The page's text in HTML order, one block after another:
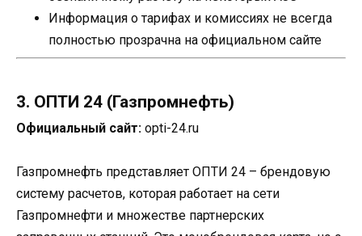
Информация о тарифах и комиссиях не всегда
полностью прозрачна на официальном сайте
3. ОПТИ 24 (Газпромнефть)
Официальный сайт: opti-24.ru
Газпромнефть представляет ОПТИ 24 – брендовую
систему расчетов, которая работает на сети
Газпромнефти и множестве партнерских